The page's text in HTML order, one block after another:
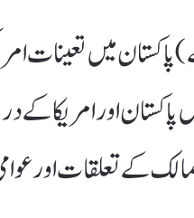
میں تعینات
اور امریکا کے
کے تعلقات اور